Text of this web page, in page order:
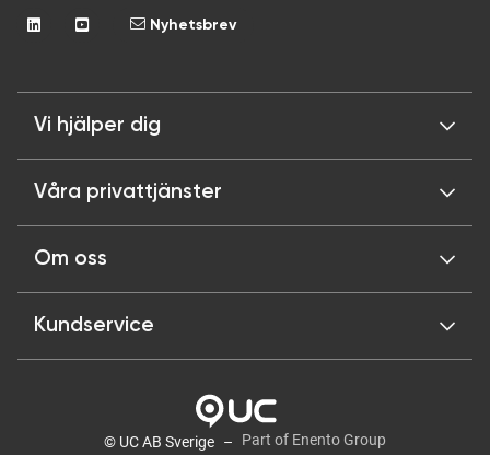
Nyhetsbrev
Vi hjälper dig
Våra privattjänster
Om oss
Kundservice
© UC AB Sverige Part of Enento Group